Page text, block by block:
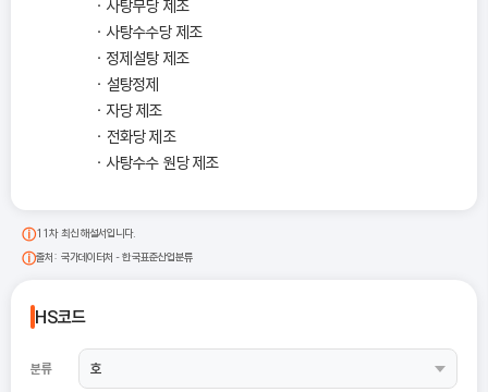
사탕무당 제조
사탕수수당 제조
정제설탕 제조
설탕정제
자당 제조
전화당 제조
사탕수수 원당 제조
11차 최신 해설서입니다.
출처: 국가데이터처 - 한국표준산업분류
HS코드
분류